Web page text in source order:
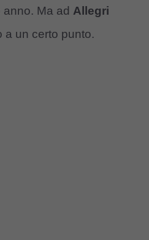
Ma ad Allegri
a un certo punto.